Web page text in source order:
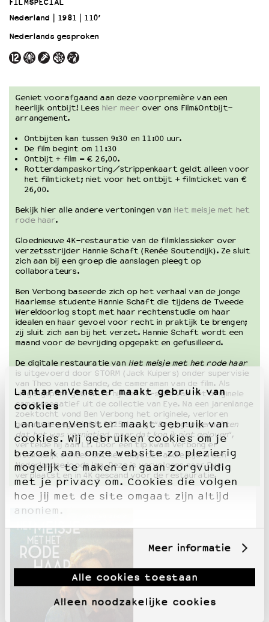
LantarenVenster maakt gebruik van
cookies
LantarenVenster maakt gebruik van
cookies. Wij gebruiken cookies om je
bezoek aan onze website zo plezierig
mogelijk te maken en gaan zorgvuldig
met je privacy om. Cookies die volgen
hoe jij met de site omgaat zijn altijd
anoniem.
Meer informatie
Alle cookies toestaan
Alleen noodzakelijke cookies
OVER LANTARENVENSTER
Werken bij
Word vriend
Historie
Partners
Privacyverklaring
Integriteits- en gedragscode
Duurzaamheid
Culturele boycot Israël
Ruimte voor artistieke vrijheid – VNPF
FILMSPECIAL
Nederland
1981
110’
Nederlands gesproken
Geniet voorafgaand aan deze voorpremière van een
heerlijk ontbijt! Lees hier meerover ons Film&Ontbijt-
arrangement.
Ontbijten kan tussen 9:30 en 11:00 uur.
De film begint om 11:30
Ontbijt + film = € 26,00.
Rotterdampaskorting/strippenkaart geldt alleen voor
het filmticket; niet voor het ontbijt + filmticket van €
26,00.
Bekijk hier alle andere vertoningen van Het meisje met het
rode haar.
Gloednieuwe 4K-restauratie van de filmklassieker over
verzetsstrijder Hannie Schaft (Renée Soutendijk). Ze sluit
zich aan bij een groep die aanslagen pleegt op
collaborateurs.
Ben Verbong baseerde zich op het verhaal van de jonge
Haarlemse studente Hannie Schaft die tijdens de Tweede
Wereldoorlog stopt met haar rechtenstudie om haar
idealen en haar gevoel voor recht in praktijk te brengen;
zij sluit zich aan bij het verzet. Hannie Schaft wordt een
maand voor de bevrijding opgepakt en gefusilleerd.
De digitale restauratie van Het meisje met het rode haar
is uitgevoerd door STORM (Jack Kuipers) onder supervisie
van Theo van de Sande, de cameraman van de film. Als
uitgangspunt gebruikte hij een 4K-scan van het originele
cameranegatief uit de collectie van Eye. Na een jarenlange
zoektocht vond Ben Verbong het originele, verloren
gewaande negatief in 2025 terug. “Er gingen geruchten
dat het was vernietigd, maar dat kon ik niet geloven“,
vertelde hij aan L1. Door een tip kwam Verbong er
uiteindelijk achter dat het negatief al die tijd in een
Nederlandse loods lag. Deze is vervolgens naar Eye
verplaatst en in 4K gescand voor de restauratie.